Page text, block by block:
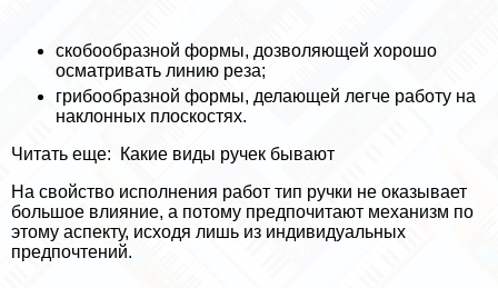
скобообразной формы, дозволяющей хорошо
осматривать линию реза;
грибообразной формы, делающей легче работу на
наклонных плоскостях.
Читать еще:
Какие виды ручек бывают
На свойство исполнения работ тип ручки не оказывает
большое влияние, а потому предпочитают механизм по
этому аспекту, исходя лишь из индивидуальных
предпочтений.